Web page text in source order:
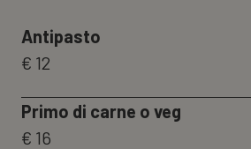
Antipasto
€ 12
Primo di carne o veg
€ 16